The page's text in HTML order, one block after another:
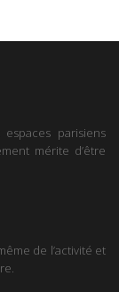
parisiens
mérite d’être
de l’activité et